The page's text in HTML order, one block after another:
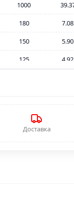
1000
180 7.08
150 5.90
125 4.92
15
Доставка